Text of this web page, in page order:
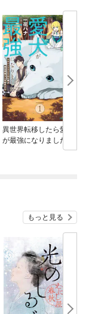
異世界転移したら愛犬
が最強になりました ～
シルバーフェンリルと
もっと見る